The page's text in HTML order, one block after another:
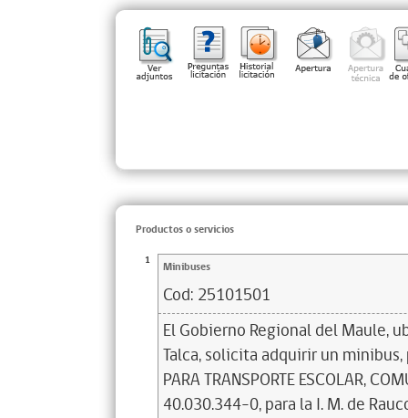
Productos o servicios
1 Minibuses
Cod: 25101501
El Gobierno Regional del Maule,
Talca, solicita adquirir un minibus,
PARA TRANSPORTE ESCOLAR,
40.030.344-0, para la I. M. de